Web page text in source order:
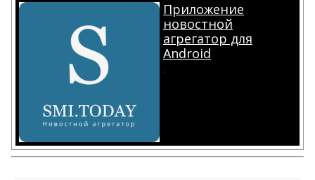
Приложение
новостной
агрегатор для
Android
.